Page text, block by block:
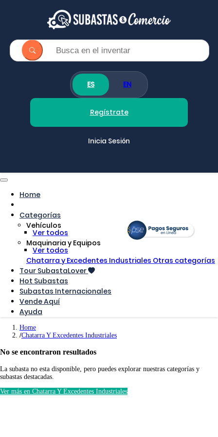
ES EN
Regístrate
Inicia Sesión
Home
Categorías
Vehículos
Ver todos
Maquinaria y Equipos
Ver todos
Chatarra y Excedentes Industriales Otras categorías
Tour SubastaLover
Hot Subastas
Subastas Internacionales
Vende Aquí
Ayuda
Home
Chatarra Y Excedentes Industriales
No se encontraron resultados
La subasta no esta disponible, pero puedes explorar nuestras categorías y
subastas destacadas.
Ver más en Chatarra Y Excedentes Industriales